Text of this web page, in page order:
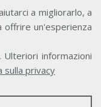
a migliorarlo, a
offrire un'esperienza
Ulteriori informazioni
sulla privacy